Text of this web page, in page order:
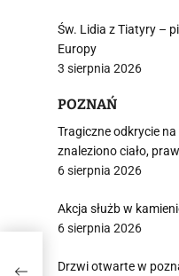
Św. Lidia z Tiatyry –
Europy
3 sierpnia 2026
POZNAŃ
Tragiczne odkrycie
znaleziono ciało,
6 sierpnia 2026
Akcja służb w
6 sierpnia 2026
Drzwi otwarte w